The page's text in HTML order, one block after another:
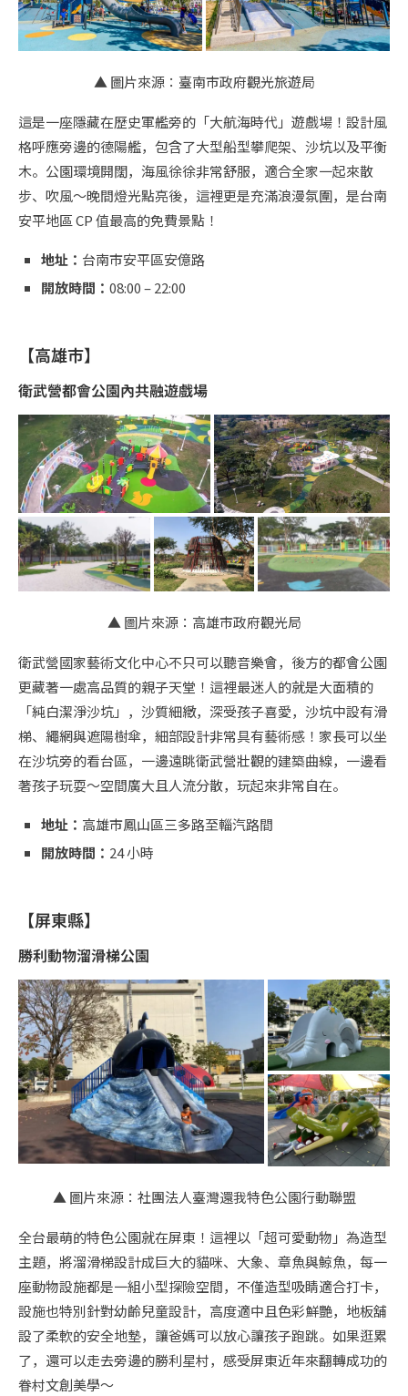
▲ 圖片來源：臺南市政府觀光旅遊局
這是一座隱藏在歷史軍艦旁的「大航海時代」遊戲場！設計風
格呼應旁邊的德陽艦，包含了大型船型攀爬架、沙坑以及平衡
木。公園環境開闊，海風徐徐非常舒服，適合全家一起來散
步、吹風～晚間燈光點亮後，這裡更是充滿浪漫氛圍，是台南
安平地區 CP 值最高的免費景點！
地址： 台南市安平區安億路
開放時間： 08:00 – 22:00
【高雄市】
衛武營都會公園內共融遊戲場
▲ 圖片來源：高雄市政府觀光局
衛武營國家藝術文化中心不只可以聽音樂會，後方的都會公園
更藏著一處高品質的親子天堂！這裡最迷人的就是大面積的
「純白潔淨沙坑」，沙質細緻，深受孩子喜愛，沙坑中設有滑
梯、繩網與遮陽樹傘，細部設計非常具有藝術感！家長可以坐
在沙坑旁的看台區，一邊遠眺衛武營壯觀的建築曲線，一邊看
著孩子玩耍～空間廣大且人流分散，玩起來非常自在。
地址： 高雄市鳳山區三多路至輜汽路間
開放時間： 24 小時
【屏東縣】
勝利動物溜滑梯公園
▲ 圖片來源：社團法人臺灣還我特色公園行動聯盟
全台最萌的特色公園就在屏東！這裡以「超可愛動物」為造型
主題，將溜滑梯設計成巨大的貓咪、大象、章魚與鯨魚，每一
座動物設施都是一組小型探險空間，不僅造型吸睛適合打卡，
設施也特別針對幼齡兒童設計，高度適中且色彩鮮艷，地板舖
設了柔軟的安全地墊，讓爸媽可以放心讓孩子跑跳。如果逛累
了，還可以走去旁邊的勝利星村，感受屏東近年來翻轉成功的
眷村文創美學～